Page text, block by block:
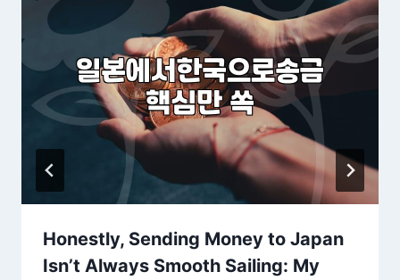
Honestly, Sending Money to Japan
Isn’t Always Smooth Sailing: My